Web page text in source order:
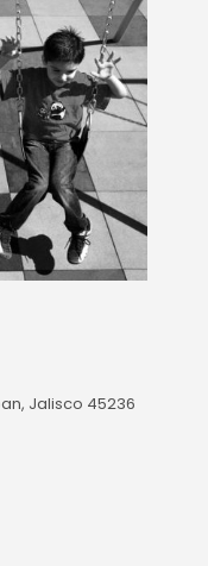
Jalisco 45236